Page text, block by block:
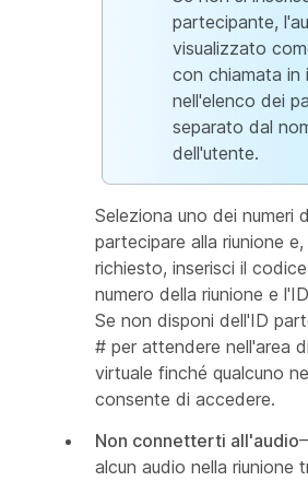
partecipante,
visualizzato
con chiamata in
nell'elenco dei
separato dal
dell'utente.
Seleziona uno dei numeri
partecipare alla riunione
richiesto, inserisci il
numero della riunione e
Se non disponi dell'ID
# per attendere nell'area
virtuale finché qualcuno
consente di accedere.
Non connetterti all'audio
alcun audio nella riunione